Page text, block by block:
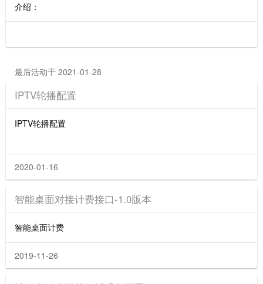
介绍：
最后活动于 2021-01-28
IPTV轮播配置
IPTV轮播配置
2020-01-16
智能桌面对接计费接口-1.0版本
智能桌面计费
2019-11-26